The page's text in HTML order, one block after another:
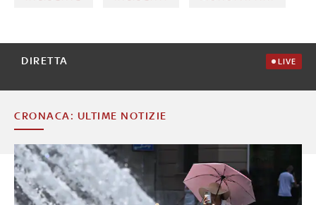
DIRETTA LIVE
CRONACA: ULTIME NOTIZIE